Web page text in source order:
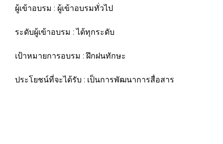
ผู้เข้าอบรม : ผู้เข้าอบรมทั่วไป
ระดับผู้เข้าอบรม : ได้ทุกระดับ
เป้าหมายการอบรม : ฝึกฝนทักษะ
ประโยชน์ที่จะได้รับ : เป็นการพัฒนาการสื่อสาร